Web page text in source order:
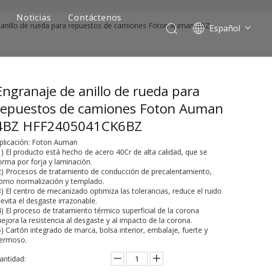
ingeniería de camiones mineros
Noticias
Contáctenos
Español
Pусский
de rueda para repuestos de camiones Foton Auman 4BZ
de anillo de rueda para
de camiones Foton Auman
HFF2405041CK6BZ
Foton Auman
El producto está hecho de acero 40Cr de alta calidad, que se
por forja y laminación.
Procesos de tratamiento de conducción de precalentamiento,
normalización y templado.
El centro de mecanizado optimiza las tolerancias, reduce el ruido
el desgaste irrazonable.
El proceso de tratamiento térmico superficial de la corona
la resistencia al desgaste y al impacto de la corona.
Cartón integrado de marca, bolsa interior, embalaje, fuerte y